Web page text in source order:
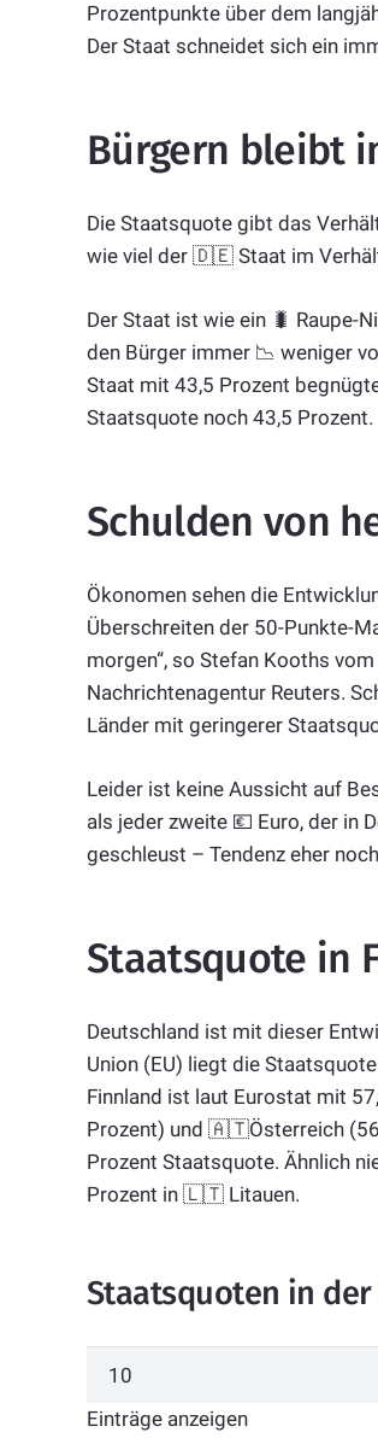
Prozentpunkte über dem
Der Staat schneidet sich ein
Bürgern bleibt
Die Staatsquote gibt das
wie viel der 🇩🇪 Staat im
Der Staat ist wie ein 🐛
den Bürger immer 📉 weniger
Staat mit 43,5 Prozent
Staatsquote noch 43,5 Prozent.
Schulden von
Ökonomen sehen die
Überschreiten der 50-Punkte-
morgen“, so Stefan Kooths
Nachrichtenagentur Reuters.
Länder mit geringerer
Leider ist keine Aussicht auf
als jeder zweite 💶 Euro, der in
geschleust – Tendenz eher
Staatsquote in
Deutschland ist mit dieser
Union (EU) liegt die
Finnland ist laut Eurostat mit
Prozent) und 🇦🇹Österreich
Prozent Staatsquote. Ähnlich
Prozent in 🇱🇹 Litauen.
Staatsquoten in der
Einträge anzeigen